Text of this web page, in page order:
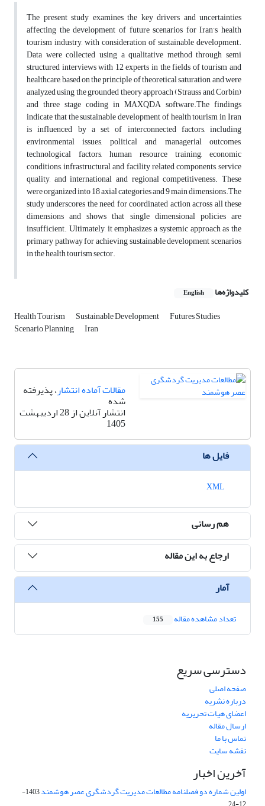
The present study examines the key drivers and uncertainties
affecting the development of future scenarios for Iran’s health
tourism industry, with consideration of sustainable development.
Data were collected using a qualitative method through semi
structured interviews with 12 experts in the fields of tourism and
healthcare, based on the principle of theoretical saturation, and were
analyzed using the grounded theory approach (Strauss and Corbin)
and three stage coding in MAXQDA software.The findings
indicate that the sustainable development of health tourism in Iran
is influenced by a set of interconnected factors, including
environmental issues, political and managerial outcomes,
technological factors, human resource training, economic
conditions, infrastructural and facility related components, service
quality, and international and regional competitiveness. These
were organized into 18 axial categories and 9 main dimensions.The
study underscores the need for coordinated action across all these
dimensions and shows that single dimensional policies are
insufficient. Ultimately, it emphasizes a systemic approach as the
primary pathway for achieving sustainable development scenarios
in the health tourism sector.
کلیدواژه‌ها English
Health Tourism Sustainable Development Futures Studies
Scenario Planning Iran
مقالات آماده انتشار، پذیرفته
شده
انتشار آنلاین از 28 اردیبهشت
1405
فایل ها
هم رسانی
ارجاع به این مقاله
آمار
تعداد مشاهده مقاله 155
دسترسی سریع
صفحه اصلی
درباره نشریه
اعضای هیات تحریریه
ارسال مقاله
تماس با ما
نقشه سایت
آخرین اخبار
اولین شماره دو فصلنامه مطالعات مدیریت گردشگری عصر هوشمند
1403-